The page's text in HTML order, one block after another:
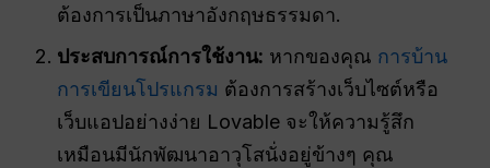
ต้องการเป็นภาษาอังกฤษธรรมดา.
ประสบการณ์การใช้งาน: หากของคุณ การบ้าน
การเขียนโปรแกรม ต้องการสร้างเว็บไซต์หรือ
เว็บแอปอย่างง่าย Lovable จะให้ความรู้สึก
เหมือนมีนักพัฒนาอาวุโสนั่งอยู่ข้างๆ คุณ